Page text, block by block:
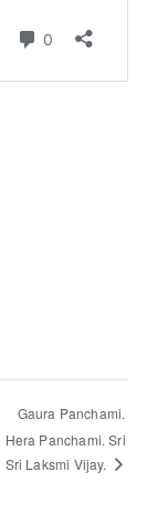
Gaura Panchami.
Hera Panchami. Sri
Sri Laksmi Vijay.